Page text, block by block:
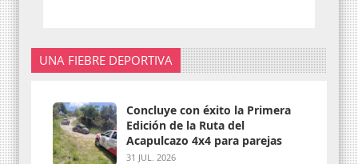
UNA FIEBRE DEPORTIVA
Concluye con éxito la Primera
Edición de la Ruta del
Acapulcazo 4x4 para parejas
31 JUL. 2026